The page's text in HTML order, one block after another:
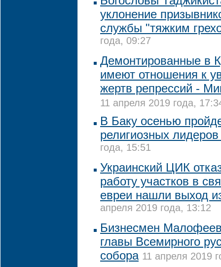
уклонение
службы "тяжким
года, 09:27
Демонтированные в
имеют отношения к
жертв репрессий -
11 апреля 2019 года,
В Баку осенью
религиозных
года, 15:51
Украинский ЦИК
работу участков в
евреи нашли выход
апреля 2019 года, 13:12
Бизнесмен
главы Всемирного
собора 11 апреля 2019